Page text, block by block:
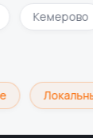
Кемерово